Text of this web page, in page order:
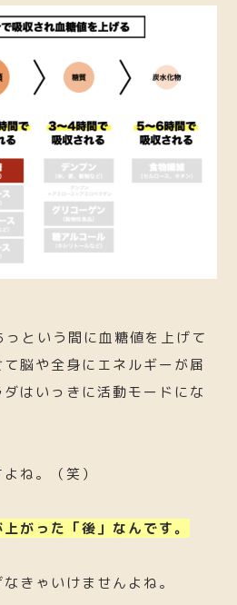
という間に血糖値を上げて
脳や全身にエネルギーが届
はいっきに活動モードにな
ね。（笑）
がった「後」なんです。
きゃいけませんよね。